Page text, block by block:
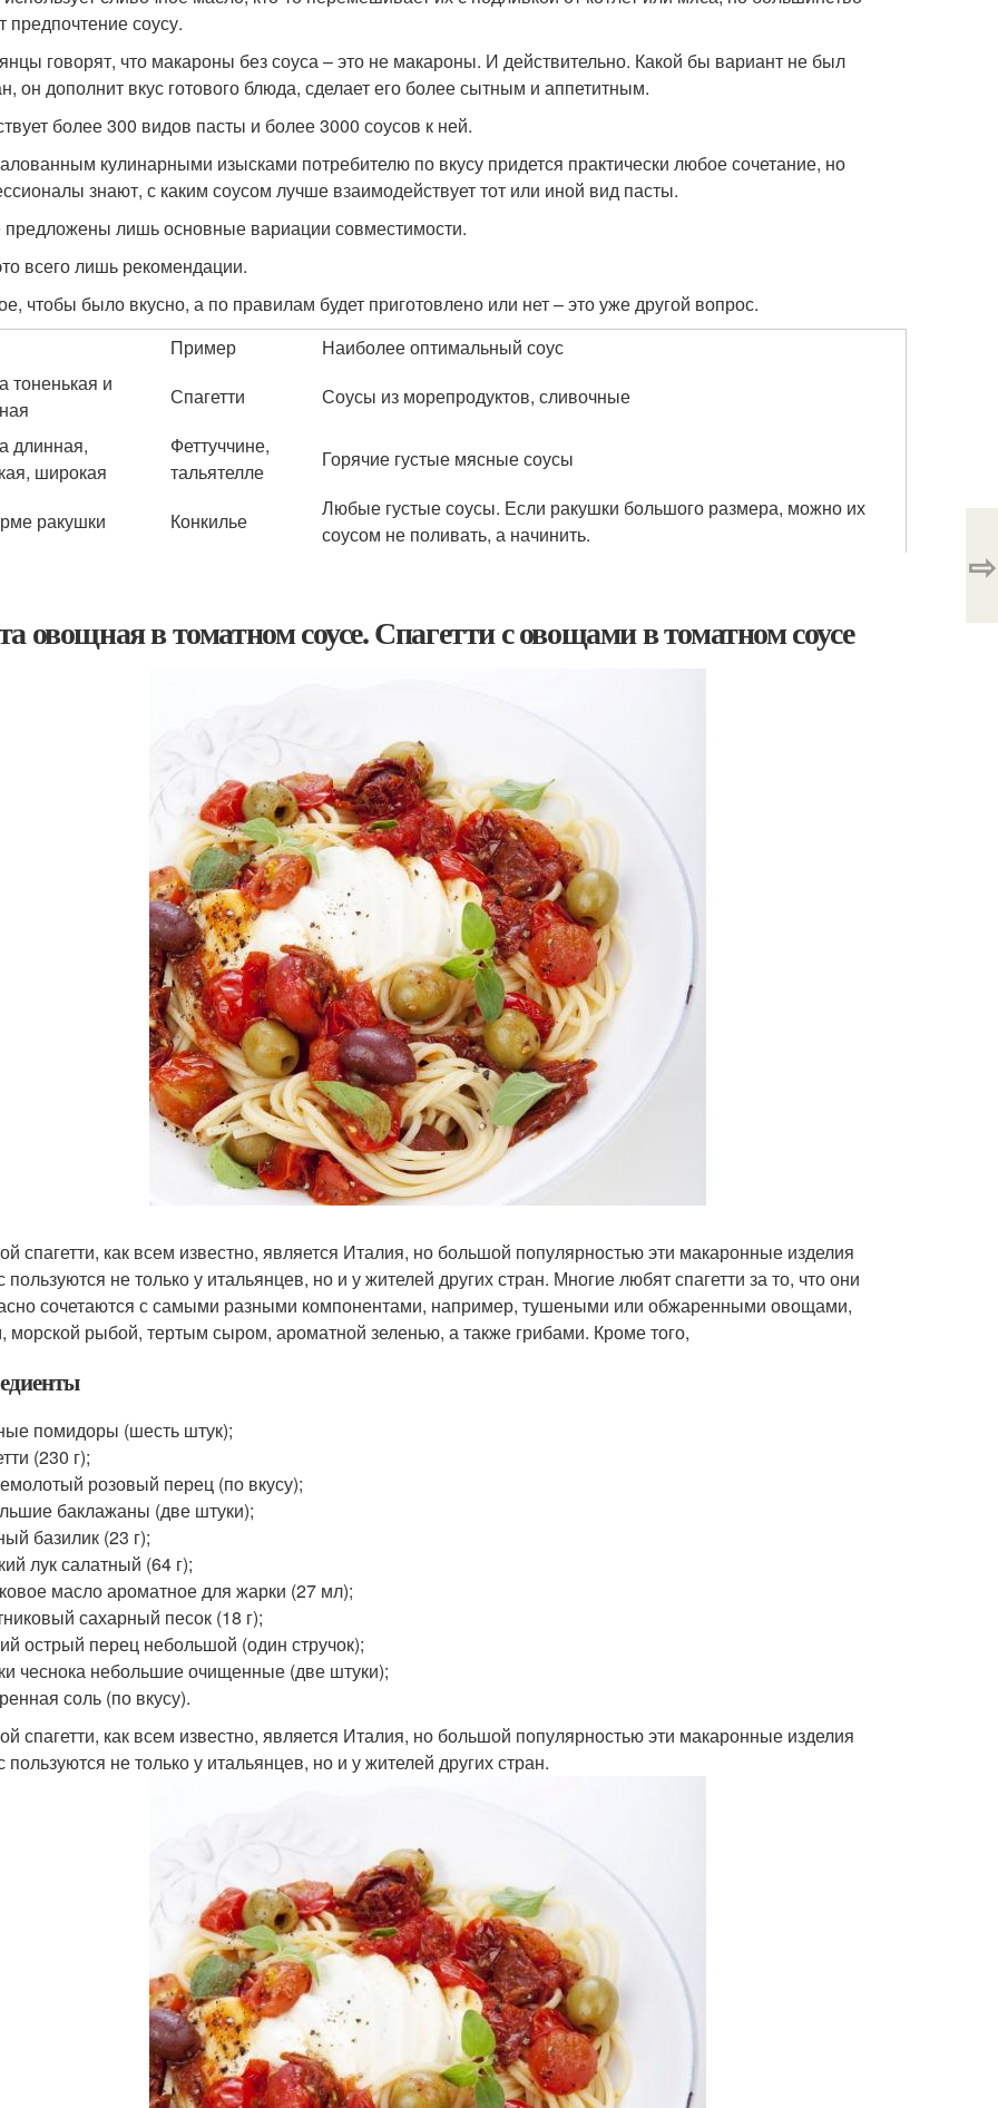
предпочтение соусу.
говорят, что макароны без соуса – это не макароны. И действительно. Какой бы вариант не был
он дополнит вкус готового блюда, сделает его более сытным и аппетитным.
более 300 видов пасты и более 3000 соусов к ней.
кулинарными изысками потребителю по вкусу придется практически любое сочетание, но
знают, с каким соусом лучше взаимодействует тот или иной вид пасты.
лишь основные вариации совместимости.
всего лишь рекомендации.
чтобы было вкусно, а по правилам будет приготовлено или нет – это уже другой вопрос.
Пример
Наиболее оптимальный соус
тоненькая и
Спагетти
Соусы из морепродуктов, сливочные
длинная,
широкая
Феттуччине,
тальятелле
Горячие густые мясные соусы
ракушки Конкилье
Любые густые соусы. Если ракушки большого размера, можно их
соусом не поливать, а начинить.
овощная в томатном соусе. Спагетти с овощами в томатном соусе
спагетти, как всем известно, является Италия, но большой популярностью эти макаронные изделия
пользуются не только у итальянцев, но и у жителей других стран. Многие любят спагетти за то, что они
сочетаются с самыми разными компонентами, например, тушеными или обжаренными овощами,
морской рыбой, тертым сыром, ароматной зеленью, а также грибами. Кроме того,
помидоры (шесть штук);
(230 г);
розовый перец (по вкусу);
баклажаны (две штуки);
базилик (23 г);
лук салатный (64 г);
масло ароматное для жарки (27 мл);
сахарный песок (18 г);
острый перец небольшой (один стручок);
чеснока небольшие очищенные (две штуки);
соль (по вкусу).
спагетти, как всем известно, является Италия, но большой популярностью эти макаронные изделия
пользуются не только у итальянцев, но и у жителей других стран.
⇨